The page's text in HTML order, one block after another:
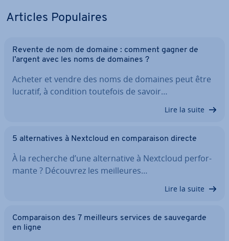
Articles Po­pu­laires
Revente de nom de domaine : comment gagner de
l’argent avec les noms de domaines ?
Acheter et vendre des noms de domaines peut être
lucratif, à condition toutefois de savoir…
Lire la suite
5 al­ter­na­tives à Nextcloud en com­pa­rai­son directe
À la recherche d’une al­ter­na­tive à Nextcloud per­for­
mante ? Découvrez les meil­leures…
Lire la suite
Com­pa­rai­son des 7 meilleurs services de sau­ve­garde
en ligne